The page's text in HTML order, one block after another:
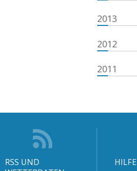
2013
2012
2011
RSS UND
HILFE